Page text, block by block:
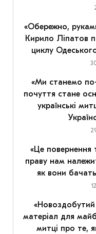
«Обережно,
Кирило Ліпатов
циклу
«Ми станемо
почуття стане
українські
«Це повернення
праву нам
як вони
«Новоздобутий
матеріал для
митці про те,